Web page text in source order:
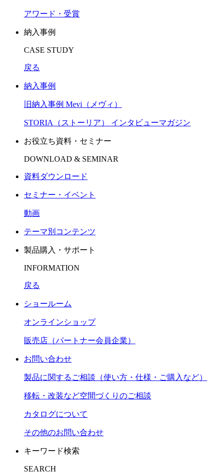
アワード・受賞
納入事例
CASE STUDY
戻る
納入事例
旧納入事例 Mevi（メヴィ）
STORIA（ストーリア） インタビューマガジン
お役立ち資料・セミナー
DOWNLOAD & SEMINAR
資料ダウンロード
セミナー・イベント
動画
テーマ別コンテンツ
製品購入・サポート
INFORMATION
戻る
ショールーム
オンラインショップ
販売店（パートナー会員企業）
お問い合わせ
製品に関するご相談（使い方・仕様・ご購入など）
移転・改装など空間づくりのご相談
カタログについて
その他のお問い合わせ
キーワード検索
SEARCH